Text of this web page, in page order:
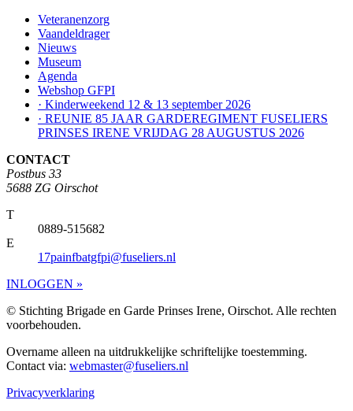
Veteranenzorg
Vaandeldrager
Nieuws
Museum
Agenda
Webshop GFPI
· Kinderweekend 12 & 13 september 2026
· REUNIE 85 JAAR GARDEREGIMENT FUSELIERS
PRINSES IRENE VRIJDAG 28 AUGUSTUS 2026
CONTACT
Postbus 33
5688 ZG Oirschot
T
0889-515682
E
17painfbatgfpi@fuseliers.nl
INLOGGEN »
© Stichting Brigade en Garde Prinses Irene, Oirschot. Alle rechten
voorbehouden.
Overname alleen na uitdrukkelijke schriftelijke toestemming.
Contact via: webmaster@fuseliers.nl
Privacyverklaring